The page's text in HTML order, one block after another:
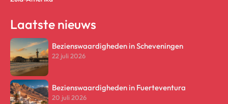
Laatste nieuws
Bezienswaardigheden in Scheveningen
22 juli 2026
Bezienswaardigheden in Fuerteventura
20 juli 2026